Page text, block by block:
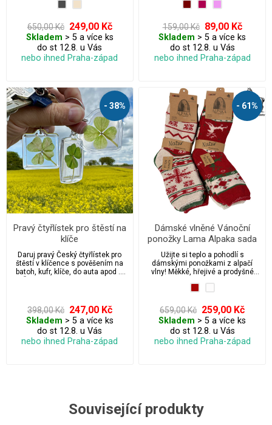
ideální pro chladné dny. Bez
komfort a volnou cirkulaci krve.
Perfektní volba pro citlivou
pokožku.
650,00 Kč 249,00 Kč
Skladem > 5 a více ks
do st 12.8. u Vás
nebo ihned Praha-západ
dekorace i originální dárek na
nebo jen tak z lásky. V balení jsou
3 barevné varianty – ideální, když
chcete udělat radost více lidem
nebo si vytvořit vlastní
romantickou kombinaci.
159,00 Kč 89,00 Kč
Skladem > 5 a více ks
do st 12.8. u Vás
nebo ihned Praha-západ
- 38%
Pravý čtyřlístek pro štěstí na
klíče
Daruj pravý Český čtyřlístek pro
štěstí v klíčence s pověšením na
batoh, kufr, klíče, do auta apod ...
398,00 Kč 247,00 Kč
Skladem > 5 a více ks
do st 12.8. u Vás
nebo ihned Praha-západ
- 61%
Dámské vlněné Vánoční
ponožky Lama Alpaka sada
3 páry
Užijte si teplo a pohodlí s
dámskými ponožkami z alpačí
vlny! Měkké, hřejivé a prodyšné
ideální pro chladné dny. Bez
komfort a volnou cirkulaci krve.
Perfektní volba pro citlivou
pokožku.
659,00 Kč 259,00 Kč
Skladem > 5 a více ks
do st 12.8. u Vás
nebo ihned Praha-západ
Související produkty